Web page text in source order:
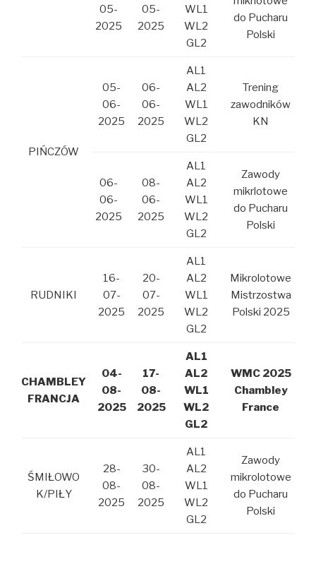
05-
2025
05-
2025
WL1
WL2
GL2
do Pucharu
Polski
PIŃCZÓW
05-
06-
2025
06-
06-
2025
AL1
AL2
WL1
WL2
GL2
Trening
zawodników
KN
06-
06-
2025
08-
06-
2025
AL1
AL2
WL1
WL2
GL2
Zawody
mikrlotowe
do Pucharu
Polski
RUDNIKI
16-
07-
2025
20-
07-
2025
AL1
AL2
WL1
WL2
GL2
Mikrolotowe
Mistrzostwa
Polski 2025
CHAMBLEY
FRANCJA
04-
08-
2025
17-
08-
2025
AL1
AL2
WL1
WL2
GL2
WMC 2025
Chambley
France
ŚMIŁOWO
K/PIŁY
28-
08-
2025
30-
08-
2025
AL1
AL2
WL1
WL2
GL2
Zawody
mikrolotowe
do Pucharu
Polski